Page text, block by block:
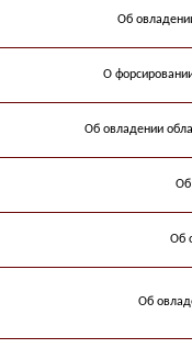
Об
О
Об овладении
Об
Об
Об